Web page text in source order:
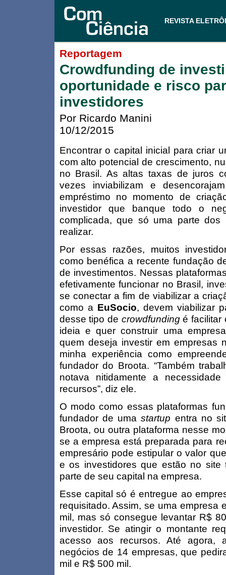
REVISTA
Reportagem
Crowdfunding de
oportunidade e risco
investidores
Por Ricardo Manini
10/12/2015
Encontrar o capital inicial para criar
com alto potencial de crescimento,
no Brasil. As altas taxas de juros
vezes inviabilizam e
empréstimo no momento de
investidor que banque todo o
complicada, que só uma parte dos
realizar.
Por essas razões, muitos
como benéfica a recente fundação
de investimentos. Nessas
efetivamente funcionar no Brasil,
se conectar a fim de viabilizar a
como a EuSocio, devem viabilizar
desse tipo de crowdfundingé facilitar
ideia e quer construir uma
quem deseja investir em empresas
minha experiência como
fundador do Broota. “Também
notava nitidamente a
recursos”, diz ele.
O modo como essas plataformas
fundador de umastartup entra no
Broota, ou outra plataforma nesse
se a empresa está preparada para
empresário pode estipular o valor
e os investidores que estão no site
parte de seu capital na empresa.
Esse capital só é entregue ao
requisitado. Assim, se uma empresa
mil, mas só consegue levantar R$
investidor. Se atingir o montante
acesso aos recursos. Até agora,
negócios de 14 empresas, que
mil e R$ 500 mil.